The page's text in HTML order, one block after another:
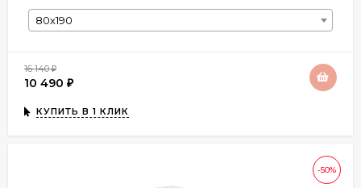
80х190
16 140₽
10 490 ₽
КУПИТЬ В 1 КЛИК
-50%